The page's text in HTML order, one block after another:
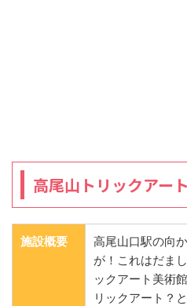
高尾山トリックアー
施設概要
高尾山口駅の向
が！これはだま
ックアート美術
リックアート？